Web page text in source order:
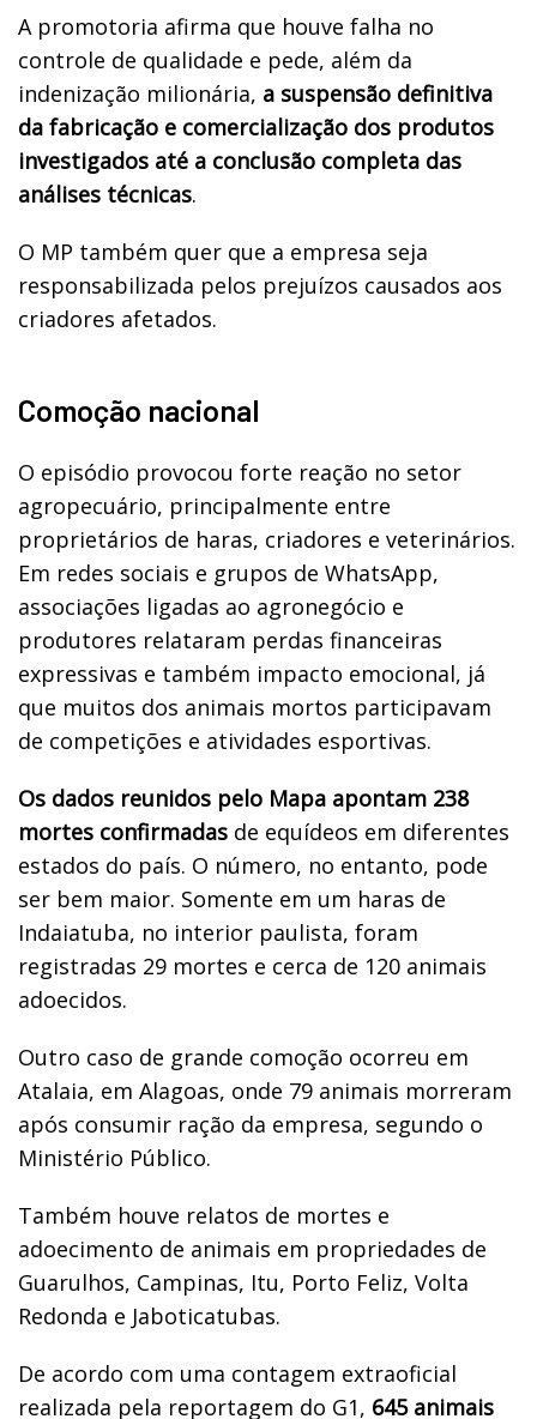
A promotoria afirma que houve falha no
controle de qualidade e pede, além da
indenização milionária, a suspensão definitiva
da fabricação e comercialização dos produtos
investigados até a conclusão completa das
análises técnicas.
O MP também quer que a empresa seja
responsabilizada pelos prejuízos causados aos
criadores afetados.
Comoção nacional
O episódio provocou forte reação no setor
agropecuário, principalmente entre
proprietários de haras, criadores e veterinários.
Em redes sociais e grupos de WhatsApp,
associações ligadas ao agronegócio e
produtores relataram perdas financeiras
expressivas e também impacto emocional, já
que muitos dos animais mortos participavam
de competições e atividades esportivas.
Os dados reunidos pelo Mapa apontam 238
mortes confirmadas de equídeos em diferentes
estados do país. O número, no entanto, pode
ser bem maior. Somente em um haras de
Indaiatuba, no interior paulista, foram
registradas 29 mortes e cerca de 120 animais
adoecidos.
Outro caso de grande comoção ocorreu em
Atalaia, em Alagoas, onde 79 animais morreram
após consumir ração da empresa, segundo o
Ministério Público.
Também houve relatos de mortes e
adoecimento de animais em propriedades de
Guarulhos, Campinas, Itu, Porto Feliz, Volta
Redonda e Jaboticatubas.
De acordo com uma contagem extraoficial
realizada pela reportagem do G1, 645 animais